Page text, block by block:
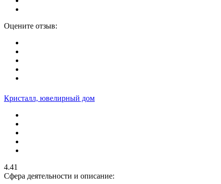
Оцените отзыв:
Кристалл, ювелирный дом
4.41
Сфера деятельности и описание: